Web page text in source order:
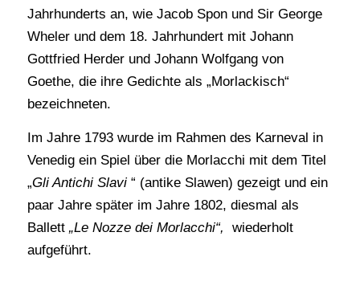
Jahrhunderts an, wie Jacob Spon und Sir George
Wheler und dem 18. Jahrhundert mit Johann
Gottfried Herder und Johann Wolfgang von
Goethe, die ihre Gedichte als „Morlackisch“
bezeichneten.
Im Jahre 1793 wurde im Rahmen des Karneval in
Venedig ein Spiel über die Morlacchi mit dem Titel
„Gli Antichi Slavi“ (antike Slawen) gezeigt und ein
paar Jahre später im Jahre 1802, diesmal als
Ballett „Le Nozze dei Morlacchi“, wiederholt
aufgeführt.